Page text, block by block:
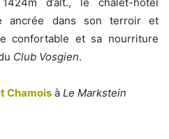
d’alt., le chalet-hôtel
ancrée dans son terroir et
confortable et sa nourriture
Club Vosgien.
Chamois à Le Markstein